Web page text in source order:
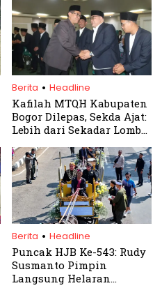
Berita . Headline
Kafilah MTQH Kabupaten
Bogor Dilepas, Sekda Ajat:
Lebih dari Sekadar Lomba,
Berita . Headline
Puncak HJB Ke-543: Rudy
Susmanto Pimpin
Langsung Helaran